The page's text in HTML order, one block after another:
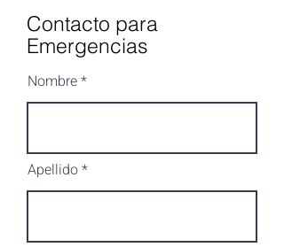
Contacto para
Emergencias
Nombre
Apellido